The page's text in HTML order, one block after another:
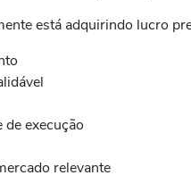
está adquirindo lucro
execução
relevante